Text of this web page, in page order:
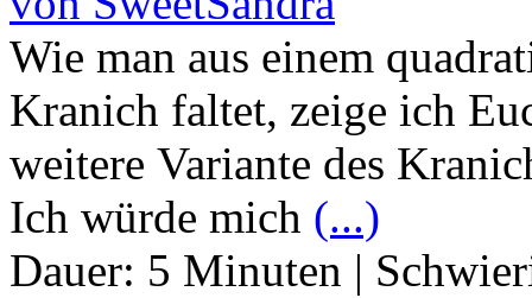
Wie man aus einem
Kranich faltet, zeige ich
weitere Variante des
Ich würde mich (...)
Dauer: 5 Minuten |